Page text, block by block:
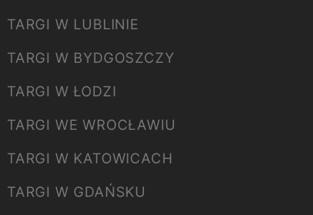
TARGI W LUBLINIE
TARGI W BYDGOSZCZY
TARGI W ŁODZI
TARGI WE WROCŁAWIU
TARGI W KATOWICACH
TARGI W GDAŃSKU